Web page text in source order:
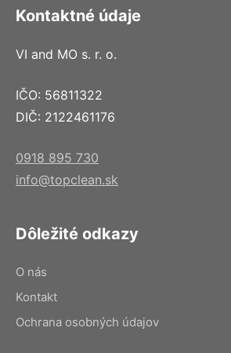
Kontaktné údaje
VI and MO s. r. o.
IČO: 56811322
DIČ: 2122461176
0918 895 730
info@topclean.sk
Dôležité odkazy
O nás
Kontakt
Ochrana osobných údajov